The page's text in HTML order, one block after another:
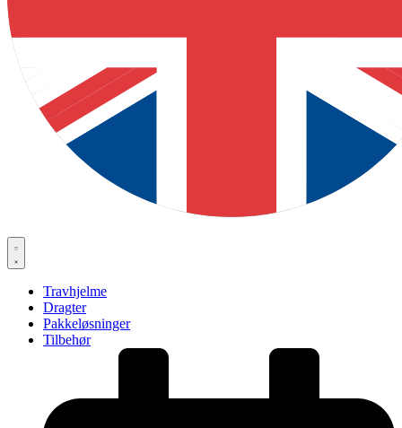
Travhjelme
Dragter
Pakkeløsninger
Tilbehør